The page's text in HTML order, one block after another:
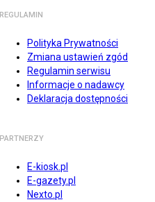
REGULAMIN
Polityka Prywatności
Zmiana ustawień zgód
Regulamin serwisu
Informacje o nadawcy
Deklaracja dostępności
PARTNERZY
E-kiosk.pl
E-gazety.pl
Nexto.pl